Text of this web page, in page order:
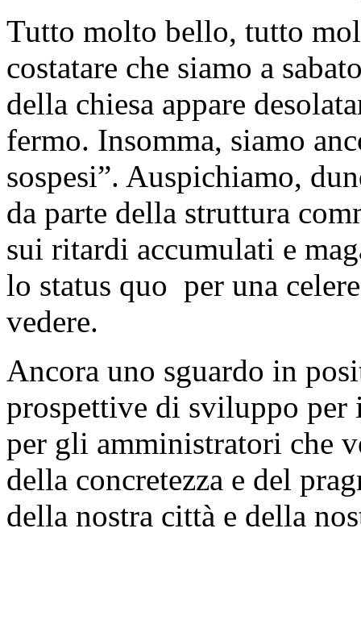
Tutto molto bello, tutto
costatare che siamo a
della chiesa appare
fermo. Insomma, siamo
sospesi”. Auspichiamo,
da parte della struttura
sui ritardi accumulati e
lo status quo per una
vedere.
Ancora uno sguardo in
prospettive di sviluppo per
per gli amministratori che
della concretezza e del
della nostra città e della